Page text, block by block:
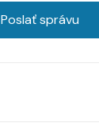
Poslať správu